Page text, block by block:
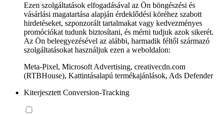
Ezen szolgáltatások elfogadásával az Ön böngészési és
vásárlási magatartása alapján érdeklődési köréhez szabott
hirdetéseket, szponzorált tartalmakat vagy kedvezményes
promóciókat tudunk biztosítani, és mérni tudjuk azok sikerét.
Az Ön beleegyezésével az alábbi, harmadik féltől származó
szolgáltatásokat használjuk ezen a weboldalon:
Meta-Pixel, Microsoft Advertising, creativecdn.com
(RTBHouse), Kattintásalapú termékajánlások, Ads Defender
Kiterjesztett Conversion-Tracking